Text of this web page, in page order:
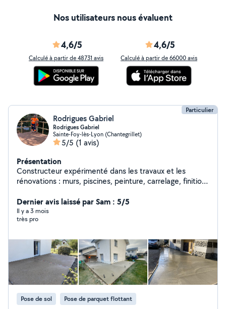
Nos utilisateurs nous évaluent
4,6/5
Calculé à partir de 48731 avis
4,6/5
Calculé à partir de 66000 avis
Particulier
Rodrigues Gabriel
Rodrigues Gabriel
Sainte-Foy-lès-Lyon (Chantegrillet)
5/5 (1 avis)
Présentation
Constructeur expérimenté dans les travaux et les
rénovations : murs, piscines, peinture, carrelage, finitions
propre et de qualité. Devis gratuit et prix abordables. »
Dernier avis laissé par Sam : 5/5
Il y a 3 mois
très pro
Pose de sol Pose de parquet flottant